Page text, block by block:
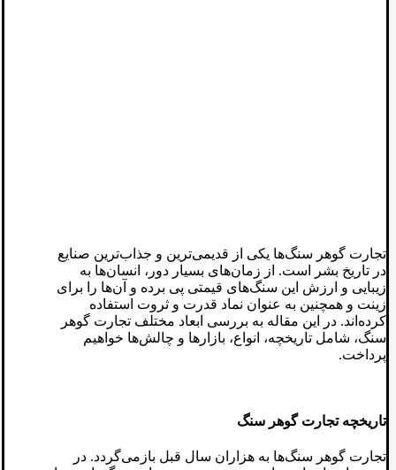
تجارت گوهر سنگ‌ها یکی از قدیمی‌ترین و جذاب‌ترین صنایع
در تاریخ بشر است. از زمان‌های بسیار دور، انسان‌ها به
زیبایی و ارزش این سنگ‌های قیمتی پی برده و آن‌ها را برای
زینت و همچنین به عنوان نماد قدرت و ثروت استفاده
کرده‌اند. در این مقاله به بررسی ابعاد مختلف تجارت گوهر
سنگ، شامل تاریخچه، انواع، بازارها و چالش‌ها خواهیم
پرداخت.
تاریخچه تجارت گوهر سنگ
تجارت گوهر سنگ‌ها به هزاران سال قبل بازمی‌گردد. در